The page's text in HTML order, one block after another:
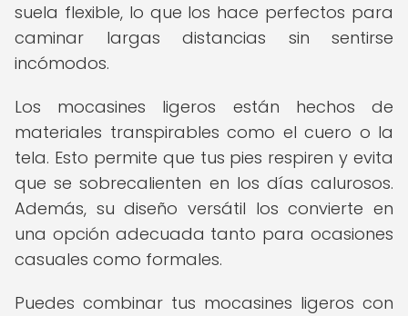
suela flexible, lo que los hace perfectos para
caminar largas distancias sin sentirse
incómodos.
Los mocasines ligeros están hechos de
materiales transpirables como el cuero o la
tela. Esto permite que tus pies respiren y evita
que se sobrecalienten en los días calurosos.
Además, su diseño versátil los convierte en
una opción adecuada tanto para ocasiones
casuales como formales.
Puedes combinar tus mocasines ligeros con